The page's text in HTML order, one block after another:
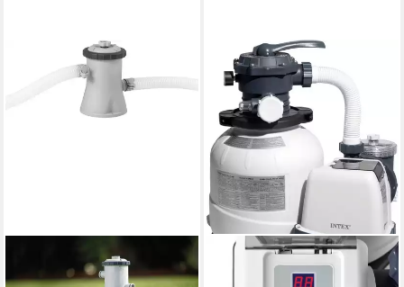
Kartuschen-Filterpumpe